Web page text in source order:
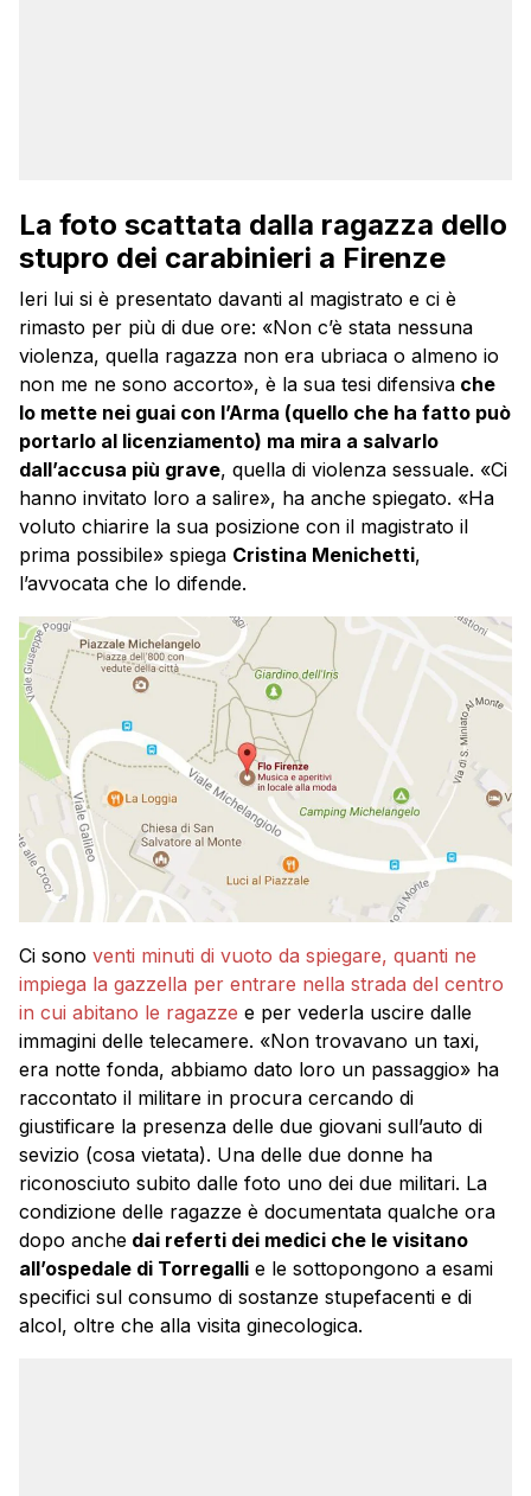
La foto scattata dalla ragazza dello
stupro dei carabinieri a Firenze
Ieri lui si è presentato davanti al magistrato e ci è
rimasto per più di due ore: «Non c’è stata nessuna
violenza, quella ragazza non era ubriaca o almeno io
non me ne sono accorto», è la sua tesi difensiva che
lo mette nei guai con l’Arma (quello che ha fatto può
portarlo al licenziamento) ma mira a salvarlo
dall’accusa più grave, quella di violenza sessuale. «Ci
hanno invitato loro a salire», ha anche spiegato. «Ha
voluto chiarire la sua posizione con il magistrato il
prima possibile» spiega Cristina Menichetti,
l’avvocata che lo difende.
Ci sono venti minuti di vuoto da spiegare, quanti ne
impiega la gazzella per entrare nella strada del centro
in cui abitano le ragazze e per vederla uscire dalle
immagini delle telecamere. «Non trovavano un taxi,
era notte fonda, abbiamo dato loro un passaggio» ha
raccontato il militare in procura cercando di
giustificare la presenza delle due giovani sull’auto di
sevizio (cosa vietata). Una delle due donne ha
riconosciuto subito dalle foto uno dei due militari. La
condizione delle ragazze è documentata qualche ora
dopo anche dai referti dei medici che le visitano
all’ospedale di Torregalli e le sottopongono a esami
specifici sul consumo di sostanze stupefacenti e di
alcol, oltre che alla visita ginecologica.